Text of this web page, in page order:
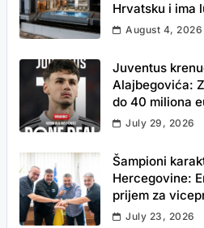
Hrvatsku i ima
August 4, 2026
Juventus
Alajbegovića:
do 40 miliona
July 29, 2026
Šampioni
Hercegovine:
prijem za
July 23, 2026